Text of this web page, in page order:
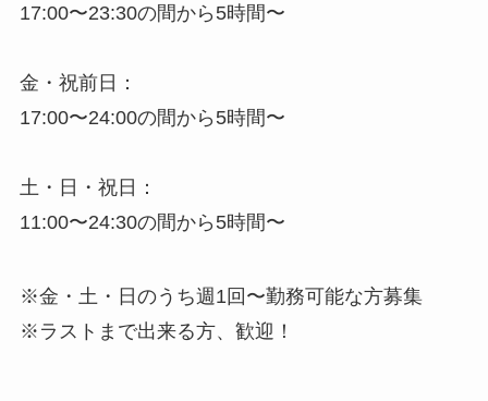
17:00〜23:30の間から5時間〜
金・祝前日：
17:00〜24:00の間から5時間〜
土・日・祝日：
11:00〜24:30の間から5時間〜
※金・土・日のうち週1回〜勤務可能な方募集
※ラストまで出来る方、歓迎！